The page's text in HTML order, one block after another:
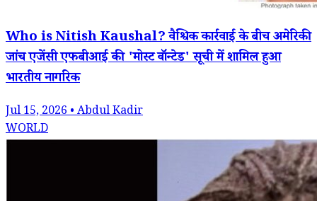
Who is Nitish Kaushal? वैश्विक कार्रवाई के बीच अमेरिकी
जांच एजेंसी एफबीआई की 'मोस्ट वॉन्टेड' सूची में शामिल हुआ
भारतीय नागरिक
Jul 15, 2026 • Abdul Kadir
WORLD